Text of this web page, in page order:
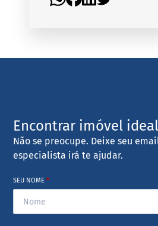
Encontrar imóvel
Não se preocupe. Deixe seu
especialista irá te ajudar.
SEU NOME*